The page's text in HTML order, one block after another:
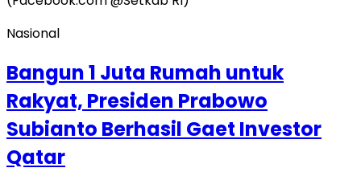
Nasional
Bangun 1 Juta Rumah untuk
Rakyat, Presiden Prabowo
Subianto Berhasil Gaet Investor
Qatar